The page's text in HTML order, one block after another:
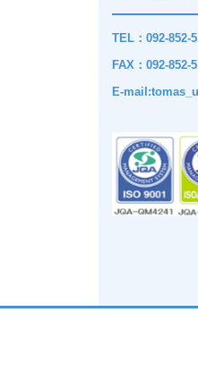
TEL：092-852-
FAX：092-852-
E-